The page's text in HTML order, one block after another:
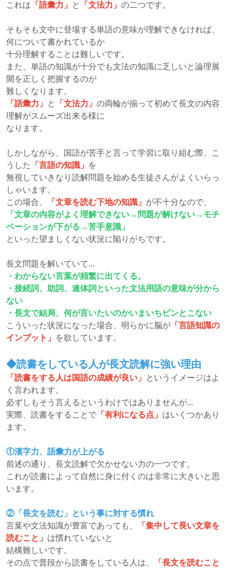
これは 「語彙力」 と 「文法力」 の二つです。
そもそも文中に登場する単語の意味が理解できなければ、
何について書かれているか
十分理解することは難しいです。
また、単語の知識が十分でも文法の知識に乏しいと論理展
開を正しく把握するのが
難しくなります。
「語彙力」
と 「文法力」 の両輪が揃って初めて長文の内容
理解がスムーズ出来る様に
なります。
しかしながら、国語が苦手と言って学習に取り組む際、こ
うした
「言語の知識」
を
無視していきなり読解問題を始める生徒さんがよくいらっ
しゃいます。
この場合、
「文章を読む下地の知識」 が不十分なので、
「文章の内容がよく理解できない→問題が解けない→モチ
ベーションが下がる→苦手意識」
といった望ましくない状況に陥りがちです。
長文問題を解いていて...
・わからない言葉が頻繁に出てくる。
・接続詞、助詞、連体詞といった文法用語の意味が分から
ない
・長文で結局、何が言いたいのかいまいちピンとこない
こういった状況になった場合、明らかに脳が 「言語知識の
インプット」
を欲しています。
◆読書をしている人が長文読解に強い理由
「読書をする人は国語の成績が良い」
というイメージはよ
く言われます。
必ずしもそう言えるというわけではありませんが...
実際、読書をすることで 「有利になる点」 はいくつかあり
ます。
①漢字力、語彙力が上がる
前述の通り、長文読解で欠かせない力の一つです。
これが読書によって自然に身に付くのは非常に大きいと思
います。
②「長文を読む」という事に対する慣れ
言葉や文法知識が豊富であっても、
「集中して長い文章を
読むこと」 は慣れていないと
結構難しいです。
その点で普段から読書をしている人は、
「長文を読むこと